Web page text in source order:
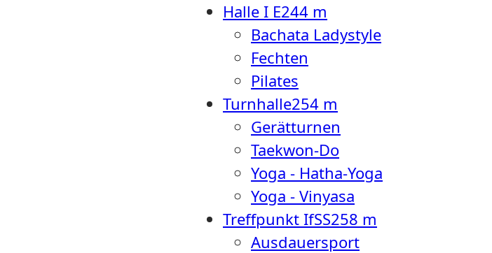
Halle I E244 m
Bachata Ladystyle
Fechten
Pilates
Turnhalle254 m
Gerätturnen
Taekwon-Do
Yoga - Hatha-Yoga
Yoga - Vinyasa
Treffpunkt IfSS258 m
Ausdauersport